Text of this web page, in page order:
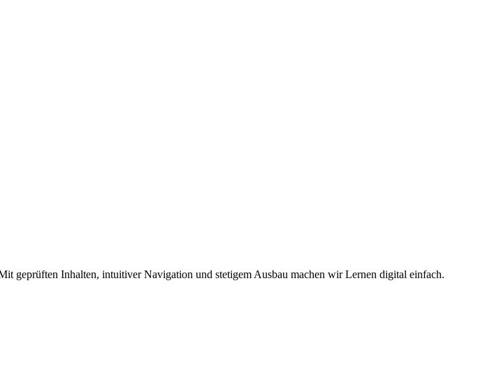
geprüften Inhalten, intuitiver Navigation und stetigem Ausbau machen wir Lernen digital einfach.